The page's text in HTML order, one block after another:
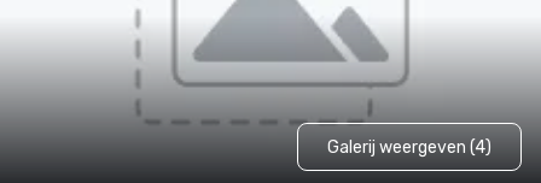
Galerij weergeven (4)